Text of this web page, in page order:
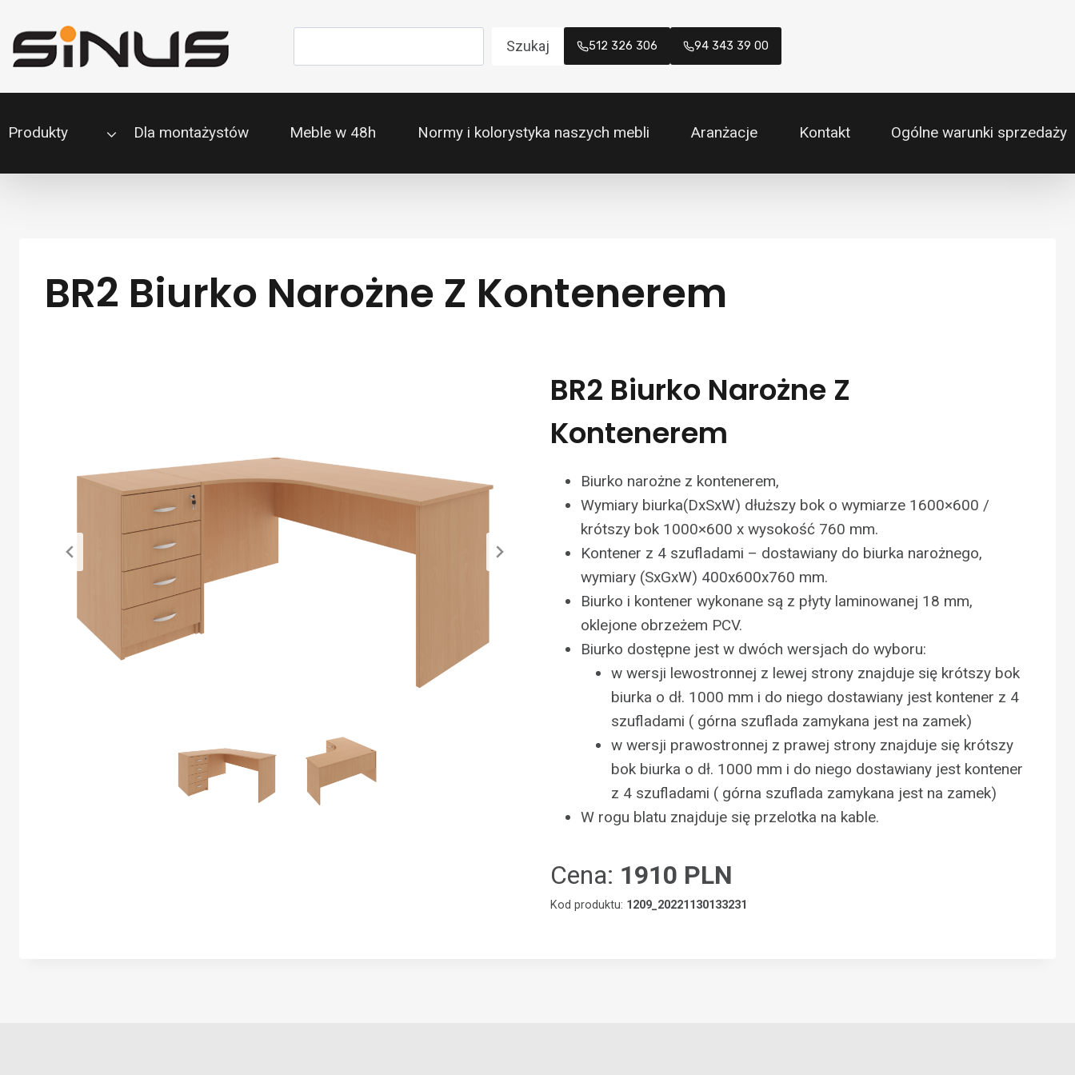
do
treści
Szukaj 512 326 306 94 343 39 00
Produkty Dla montażystów Meble w 48h Normy i kolorystyka naszych mebli Aranżacje Kontakt Ogólne warunki sprzedaży
BR2 Biurko Narożne Z Kontenerem
BR2 Biurko Narożne Z
Kontenerem
Biurko narożne z kontenerem,
Wymiary biurka(DxSxW) dłuższy bok o wymiarze 1600×600 /
krótszy bok 1000×600 x wysokość 760 mm.
Kontener z 4 szufladami – dostawiany do biurka narożnego,
wymiary (SxGxW) 400x600x760 mm.
Biurko i kontener wykonane są z płyty laminowanej 18 mm,
oklejone obrzeżem PCV.
Biurko dostępne jest w dwóch wersjach do wyboru:
w wersji lewostronnej z lewej strony znajduje się krótszy bok
biurka o dł. 1000 mm i do niego dostawiany jest kontener z 4
szufladami ( górna szuflada zamykana jest na zamek)
w wersji prawostronnej z prawej strony znajduje się krótszy
bok biurka o dł. 1000 mm i do niego dostawiany jest kontener
z 4 szufladami ( górna szuflada zamykana jest na zamek)
W rogu blatu znajduje się przelotka na kable.
Cena: 1910 PLN
Kod produktu: 1209_20221130133231